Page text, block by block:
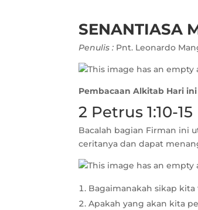
SENANTIASA
Penulis : Pnt. Leonardo
Pembacaan Alkitab Hari ini
2 Petrus 1:10-15
Bacalah bagian Firman ini
ceritanya dan dapat
Bagaimanakah sikap
Apakah yang akan kita